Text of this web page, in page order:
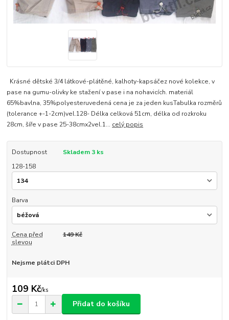
Krásné dětské 3/4 látkové-plátěné, kalhoty-kapsáčez nové kolekce, v
pase na gumu-olivky ke stažení v pase i na nohavicích. materiál
65%bavlna, 35%polyesteruvedená cena je za jeden kusTabulka rozměrů
(tolerance +-1-2cm)vel.128- Délka celková 51cm, délka od rozkroku
28cm, šíře v pase 25-38cmx2vel.1... celý popis
Dostupnost
Skladem 3 ks
128-158
Barva
Cena před
slevou
149 Kč
Nejsme plátci DPH
109 Kč/ks
Přidat do košíku